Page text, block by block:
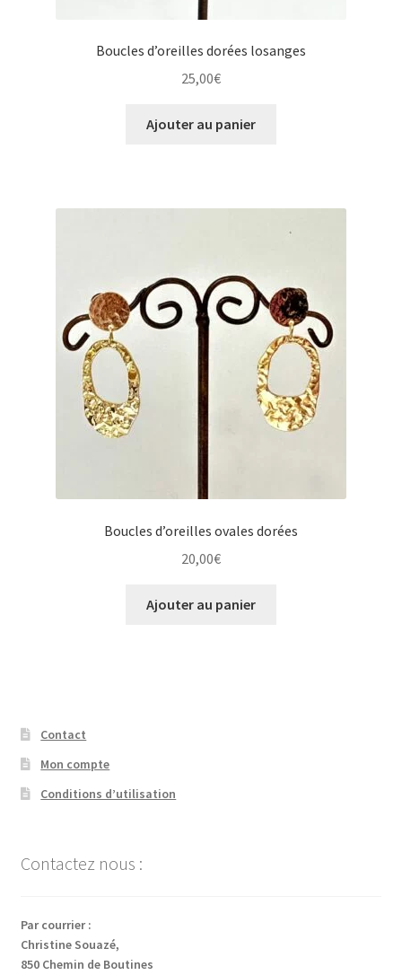
Boucles d’oreilles dorées losanges
25,00€
Ajouter au panier
Boucles d’oreilles ovales dorées
20,00€
Ajouter au panier
Contact
Mon compte
Conditions d’utilisation
Contactez nous :
Par courrier :
Christine Souazé,
850 Chemin de Boutines